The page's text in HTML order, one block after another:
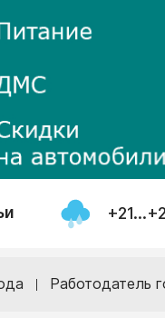
Работодатель